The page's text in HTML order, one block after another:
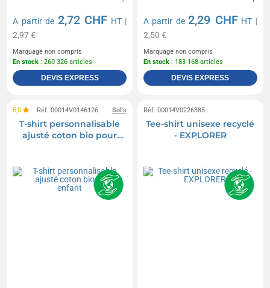
A partir de 2,72 CHF HT|
2,97 €
Marquage non compris
En stock : 260 326 articles
DEVIS EXPRESS
A partir de2,29 CHF HT |
2,50 €
Marquage non compris
En stock : 183 168 articles
DEVIS EXPRESS
Sol's
5,0 Réf. 00014V0146126
T-shirt personnalisable
ajusté coton bio pour
Réf. 00014V0226385
Tee-shirt unisexe recyclé
- EXPLORER